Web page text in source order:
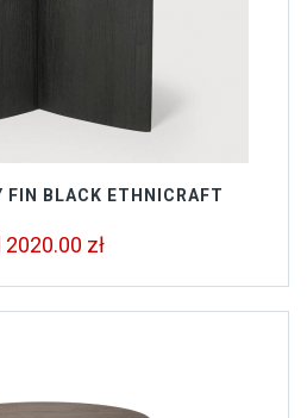
FIN BLACK ETHNICRAFT
2020.00 zł